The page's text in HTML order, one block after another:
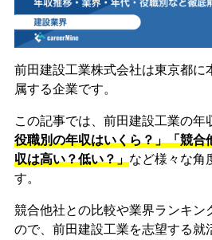
前田建設工業株式会社は東京都に
属する企業です。
この記事では、前田建設工業の年
役職別の年収はいくら？」「競合
収は高い？低い？」など様々な角
す。
競合他社との比較や業界ランキン
ので、前田建設工業を志望する就